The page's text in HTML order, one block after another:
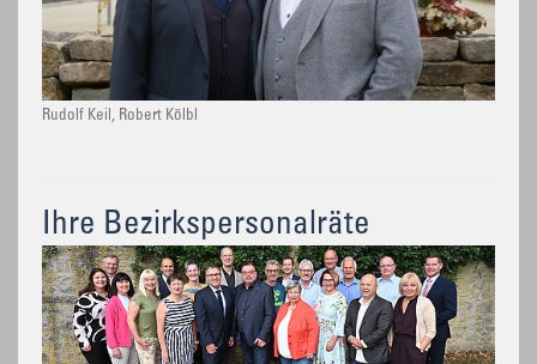
Rudolf Keil, Robert Kölbl
Ihre Bezirkspersonalräte